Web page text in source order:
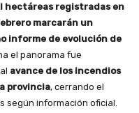
hectáreas registradas en
marcarán un
informe de evolución de
el panorama fue
avance de los incendios
provincia, cerrando el
según información oficial.